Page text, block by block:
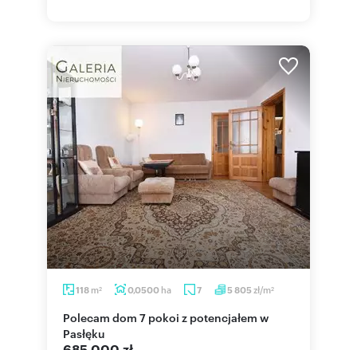
118 m2 0,0500 ha 7 5 805 zł/m2
Polecam dom 7 pokoi z potencjałem w
Pasłęku